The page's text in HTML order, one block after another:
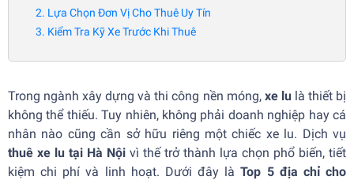
2. Lựa Chọn Đơn Vị Cho Thuê Uy Tín
3. Kiểm Tra Kỹ Xe Trước Khi Thuê
Trong ngành xây dựng và thi công nền móng, xe lulà thiết bị
không thể thiếu. Tuy nhiên, không phải doanh nghiệp hay cá
nhân nào cũng cần sở hữu riêng một chiếc xe lu. Dịch vụ
thuê xe lu tại Hà Nội vì thế trở thành lựa chọn phổ biến, tiết
kiệm chi phí và linh hoạt. Dưới đây làTop 5 địa chỉ cho